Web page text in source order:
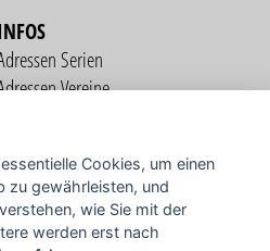
Serien
Vereine
Cookies, um einen
zu gewährleisten, und
wie Sie mit der
werden erst nach